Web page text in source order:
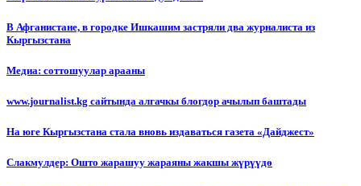
В Афганистане, в городке Ишкашим застряли два журналиста из
Кыргызстана
Медиа: соттошуулар арааны
www.journalist.kg сайтында алгачкы блогдор ачылып баштады
На юге Кыргызстана стала вновь издаваться газета «Дайджест»
Слакмулдер: Ошто жарашуу жараяны жакшы жүрүүдө